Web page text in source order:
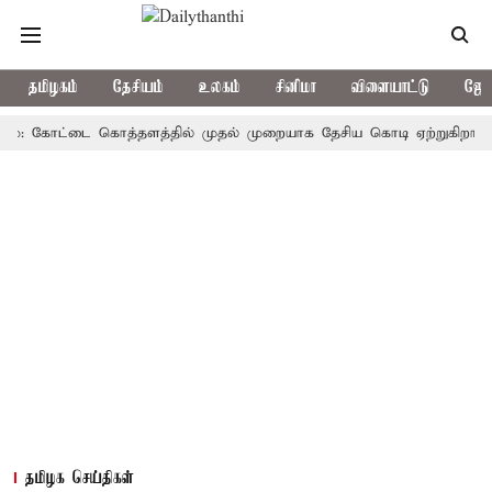
தமிழகம் தேசியம் உலகம் சினிமா விளையாட்டு
கொத்தளத்தில் முதல் முறையாக தேசிய கொடி ஏற்றுகிறார்,
தமிழக செய்திகள்